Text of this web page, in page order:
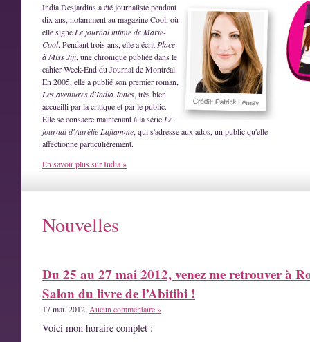
India Desjardins a été journaliste pendant
dix ans, notamment au magazine Cool, où
elle signe Le journal intime de Marie-
Cool. Pendant trois ans, elle a écrit Place
à Miss Jiji, une chronique publiée dans le
cahier Week-End du Journal de Montréal.
En 2005, elle a publié son premier roman,
Les aventures d'India Jones, très bien
accueilli par la critique et par le public.
Elle se consacre maintenant à la série Le
journal d'Aurélie Laflamme, qui s'adresse aux ados, un public qu'elle
affectionne particulièrement.
En savoir plus sur India »
Nouvelles
Du 25 au 27 mai 2012, venez me retrouver à
Salon du livre de l’Abitibi !
17 mai. 2012, Aucun commentaire »
Voici mon horaire complet :